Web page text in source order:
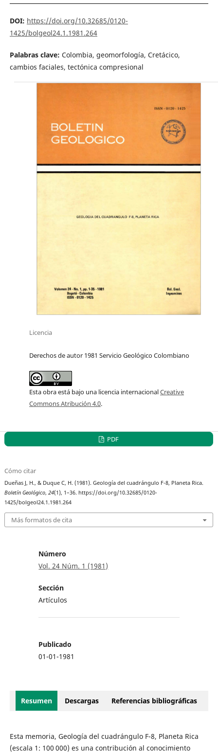
DOI: https://doi.org/10.32685/0120-
1425/bolgeol24.1.1981.264
Palabras clave: Colombia, geomorfología, Cretácico,
cambios faciales, tectónica compresional
Licencia
Derechos de autor 1981 Servicio Geológico Colombiano
Esta obra está bajo una licencia internacionalCreative
Commons Atribución 4.0.
PDF
Cómo citar
Dueñas J, H., & Duque C, H. (1981). Geología del cuadrángulo F-8, Planeta Rica.
Boletín Geológico,24(1), 1–36. https://doi.org/10.32685/0120-
1425/bolgeol24.1.1981.264
Más formatos de cita
Número
Vol. 24 Núm. 1 (1981)
Sección
Artículos
Publicado
01-01-1981
Resumen Descargas Referencias bibliográficas
Esta memoria, Geología del cuadrángulo F-8, Planeta Rica
(escala 1: 100 000) es una contribución al conocimiento